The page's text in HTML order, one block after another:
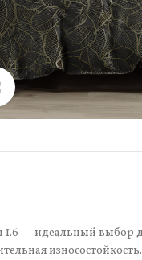
Нажмите, чтобы
— идеальный выбор